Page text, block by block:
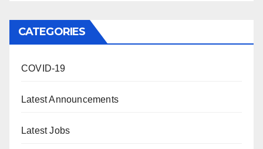
CATEGORIES
COVID-19
Latest Announcements
Latest Jobs